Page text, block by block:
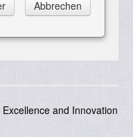
and Innovation